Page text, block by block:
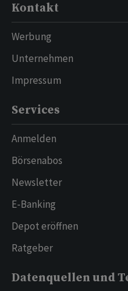
Kontakt
Werbung
Unternehmen
Impressum
Services
Anmelden
Börsenabos
Newsletter
E-Banking
Depot eröffnen
Ratgeber
Datenquellen und